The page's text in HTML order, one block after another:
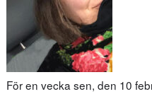
För en vecka sen, den 10